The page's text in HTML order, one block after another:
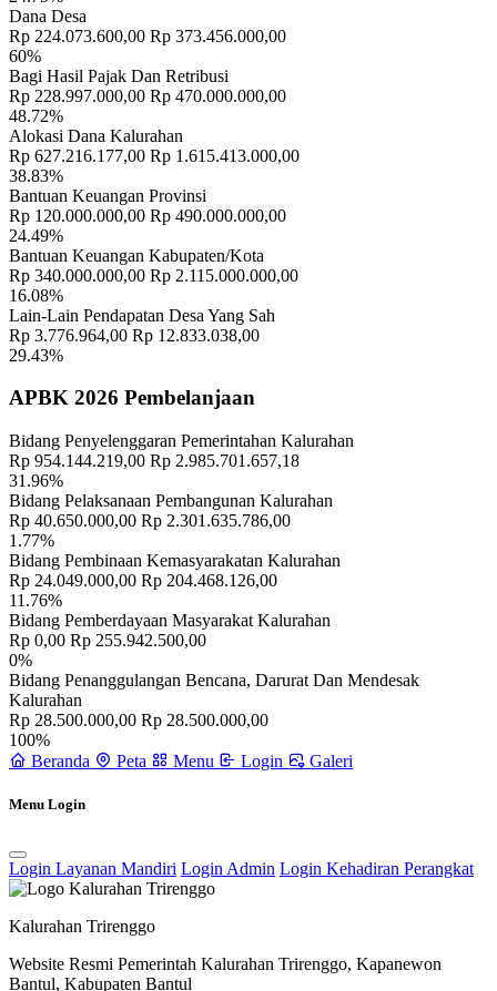
Informasi Lengkap Tentang BUMDes Yang Harus Anda Ketahui
Mei 2019
Sejarah 30 April 2014
Dana Desa
Rp 224.073.600,00 Rp 373.456.000,00
60%
Bagi Hasil Pajak Dan Retribusi
Rp 228.997.000,00 Rp 470.000.000,00
48.72%
Alokasi Dana Kalurahan
Rp 627.216.177,00 Rp 1.615.413.000,00
38.83%
Bantuan Keuangan Provinsi
Rp 120.000.000,00 Rp 490.000.000,00
24.49%
Bantuan Keuangan Kabupaten/Kota
Rp 340.000.000,00 Rp 2.115.000.000,00
16.08%
Lain-Lain Pendapatan Desa Yang Sah
Rp 3.776.964,00 Rp 12.833.038,00
29.43%
APBK 2026 Pembelanjaan
Bidang Penyelenggaran Pemerintahan Kalurahan
Rp 954.144.219,00 Rp 2.985.701.657,18
31.96%
Bidang Pelaksanaan Pembangunan Kalurahan
Rp 40.650.000,00 Rp 2.301.635.786,00
1.77%
Bidang Pembinaan Kemasyarakatan Kalurahan
Rp 24.049.000,00 Rp 204.468.126,00
11.76%
Bidang Pemberdayaan Masyarakat Kalurahan
Rp 0,00 Rp 255.942.500,00
0%
Bidang Penanggulangan Bencana, Darurat Dan Mendesak
Kalurahan
Rp 28.500.000,00 Rp 28.500.000,00
100%
Beranda
Peta Menu Login Galeri
Menu Login
Login Layanan Mandiri Login Admin Login Kehadiran Perangkat
Kalurahan Trirenggo
Website Resmi Pemerintah Kalurahan Trirenggo, Kapanewon
Bantul, Kabupaten Bantul